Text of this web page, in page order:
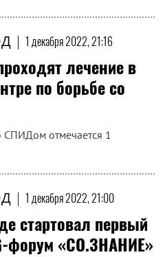
| 1 декабря 2022, 21:16
лечение в
по борьбе со
отмечается 1
| 1 декабря 2022, 21:00
стартовал первый
форум «СО.ЗНАНИЕ»